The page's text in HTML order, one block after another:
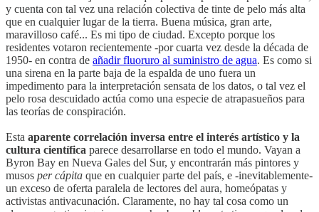
y cuenta con tal vez una relación colectiva de tinte de pelo más alta
que en cualquier lugar de la tierra. Buena música, gran arte,
maravilloso café... Es mi tipo de ciudad. Excepto porque los
residentes votaron recientemente -por cuarta vez desde la década de
1950- en contra de añadir fluoruro al suministro de agua. Es como si
una sirena en la parte baja de la espalda de uno fuera un
impedimento para la interpretación sensata de los datos, o tal vez el
pelo rosa descuidado actúa como una especie de atrapasueños para
las teorías de conspiración.
Esta aparente correlación inversa entre el interés artístico y la
cultura científica parece desarrollarse en todo el mundo. Vayan a
Byron Bay en Nueva Gales del Sur, y encontrarán más pintores y
musos per cápita que en cualquier parte del país, e -inevitablemente-
un exceso de oferta paralela de lectores del aura, homeópatas y
activistas antivacunación. Claramente, no hay tal cosa como un